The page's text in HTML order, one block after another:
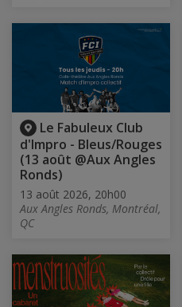
Le Fabuleux Club
d'Impro - Bleus/Rouges
(13 août @Aux Angles
Ronds)
13 août 2026, 20h00
Aux Angles Ronds, Montréal,
QC